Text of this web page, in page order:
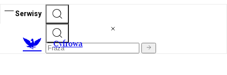
Serwisy
Cyfrowa